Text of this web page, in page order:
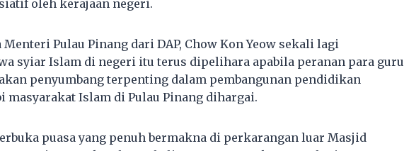
oleh kerajaan negeri.
Pulau Pinang dari DAP, Chow Kon Yeow sekali lagi
syiar Islam di negeri itu terus dipelihara apabila peranan para guru
penyumbang terpenting dalam pembangunan pendidikan
masyarakat Islam di Pulau Pinang dihargai.
puasa yang penuh bermakna di perkarangan luar Masjid